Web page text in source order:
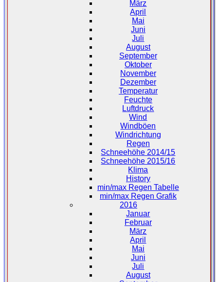
März
April
Mai
Juni
Juli
August
September
Oktober
November
Dezember
Temperatur
Feuchte
Luftdruck
Wind
Windböen
Windrichtung
Regen
Schneehöhe 2014/15
Schneehöhe 2015/16
Klima
History
min/max Regen Tabelle
min/max Regen Grafik
2016
Januar
Februar
März
April
Mai
Juni
Juli
August